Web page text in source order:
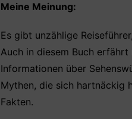
Meine Meinung:
Es gibt unzählige
Auch in diesem Buch
Informationen über
Mythen, die sich hartnäckig
Fakten.